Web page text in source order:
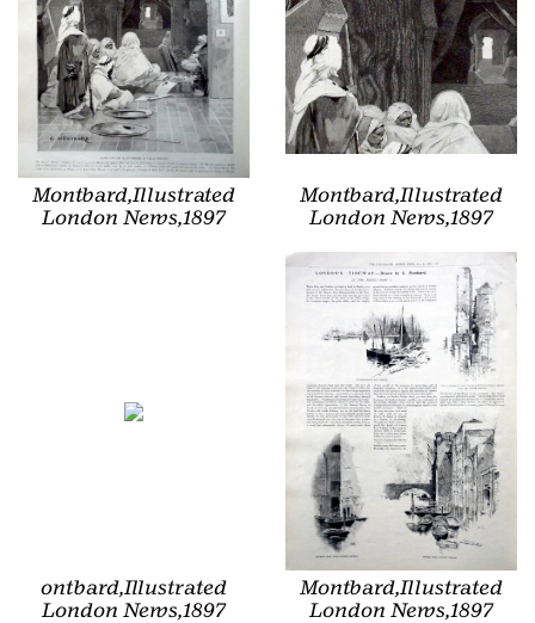
Montbard,Illustrated
London News,1897
Montbard,Illustrated
London News,1897
ontbard,Illustrated
London News,1897
Montbard,Illustrated
London News,1897